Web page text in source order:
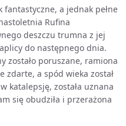
a jednak pełne
Rufina
deszczu trumna z jej
do następnego dnia.
zostało poruszane, ramiona
zdarte, a spód wieka został
katalepsję, została uznana
się obudziła i przerażona